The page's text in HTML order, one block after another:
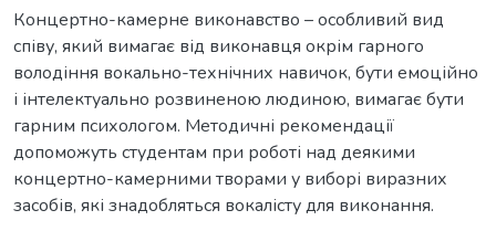
Концертно-камерне виконавство – особливий вид
співу, який вимагає від виконавця окрім гарного
володіння вокально-технічних навичок, бути емоційно
і інтелектуально розвиненою людиною, вимагає бути
гарним психологом. Методичні рекомендації
допоможуть студентам при роботі над деякими
концертно-камерними творами у виборі виразних
засобів, які знадобляться вокалісту для виконання.